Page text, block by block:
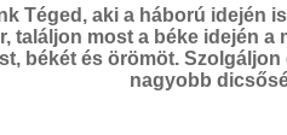
Téged, aki a háború idején
találjon most a béke idején
békét és örömöt.
nagyobb